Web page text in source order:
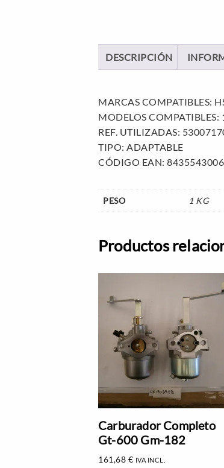
DESCRIPCIÓN
MARCAS COMPATIBLES:
MODELOS
REF. UTILIZADAS:
TIPO: ADAPTABLE
CÓDIGO EAN:
PESO 1 KG
Productos
Carburador Completo
Gt-600 Gm-182
161,68 € IVA INCL.